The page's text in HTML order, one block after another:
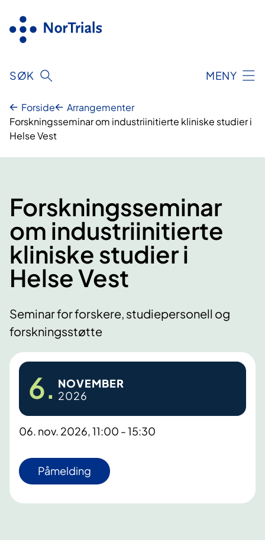
innhold
SØK MENY
Forside
Arrangementer
Forskningsseminar om industriinitierte kliniske studier i
Helse Vest
Forskningsseminar
om industriinitierte
kliniske studier i
Helse Vest
Seminar for forskere, studiepersonell og
forskningsstøtte
6. NOVEMBER
2026
06. nov. 2026, 11:00 - 15:30
Påmelding